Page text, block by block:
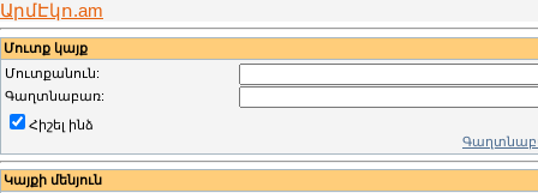
ԱրմԷկո.am
Մուտք կայք
Մուտքանուն:
Գաղտնաբառ:
Հիշել ինձ
Կայքի մենյուն